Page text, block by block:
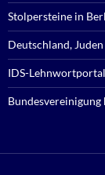
Stolpersteine in
Deutschland,
IDS-
Bundesvereinigung